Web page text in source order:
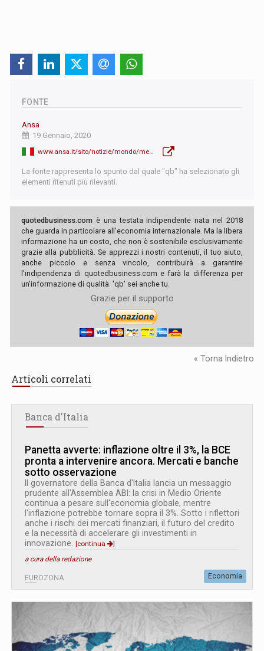
FONTE
Ansa
19 Gennaio, 2020
La fonte rappresenta lo spunto dal quale "qb" ha selezionato gli
elementi ritenuti più rilevanti.
quotedbusiness.com è una testata indipendente nata nel 2018
che guarda in particolare all'economia internazionale. Ma la libera
informazione ha un costo, che non è sostenibile esclusivamente
grazie alla pubblicità. Se apprezzi i nostri contenuti, il tuo aiuto,
anche piccolo e senza vincolo, contribuirà a garantire
l'indipendenza di quotedbusiness.com e farà la differenza per
un'informazione di qualità. 'qb' sei anche tu.
Grazie per il supporto
« Torna Indietro
Articoli correlati
Banca d'Italia
Panetta avverte: inflazione oltre il 3%, la BCE
pronta a intervenire ancora. Mercati e banche
sotto osservazione
Il governatore della Banca d'Italia lancia un messaggio
prudente all'Assemblea ABI: la crisi in Medio Oriente
continua a pesare sull'economia globale, mentre
l'inflazione potrebbe tornare sopra il 3%. Sotto i riflettori
anche i rischi dei mercati finanziari, il futuro del credito
e la necessità di accelerare gli investimenti in
innovazione. [continua
]
a cura della redazione
EUROZONA Economia